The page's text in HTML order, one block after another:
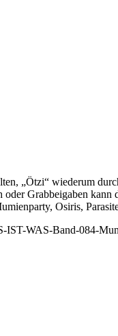
„Ötzi“ wiederum
Grabbeigaben
Osiris,
IST-WAS-Band-084-